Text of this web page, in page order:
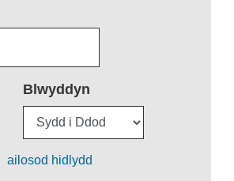
Blwyddyn
ailosod hidlydd